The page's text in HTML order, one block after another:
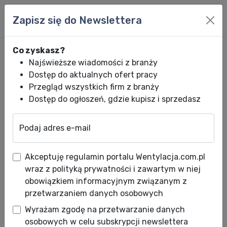
Spotkanie szkoleniowo-
informacyjne dla kadry
technicznej „Systemy
wentylacyjne z tworzyw
Zapisz się do Newslettera
Co zyskasz?
Najświeższe wiadomości z branży
Dostęp do aktualnych ofert pracy
Przegląd wszystkich firm z branży
Dostęp do ogłoszeń, gdzie kupisz i sprzedasz
Podaj adres e-mail
Akceptuję regulamin portalu Wentylacja.com.pl
wraz z polityką prywatności i zawartym w niej
obowiązkiem informacyjnym związanym z
przetwarzaniem danych osobowych
Wyrażam zgodę na przetwarzanie danych
osobowych w celu subskrypcji newslettera